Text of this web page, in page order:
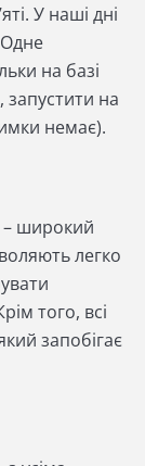
У наші дні
на базі
на
немає).
– широкий
легко
того, всі
запобігає